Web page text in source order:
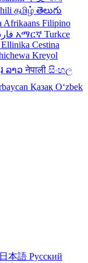
தமிழ் తెలుగు
Afrikaans Filipino
አማርኛ Turkce
Ellinika Cestina
Kreyol
ລາວनेपाली සිංහල
Қазақ Oʻzbek
日本語 Русский